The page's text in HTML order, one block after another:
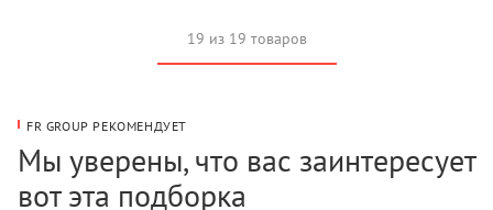
19 из 19 товаров
FR GROUP РЕКОМЕНДУЕТ
Мы уверены, что вас заинтересует
вот эта подборка